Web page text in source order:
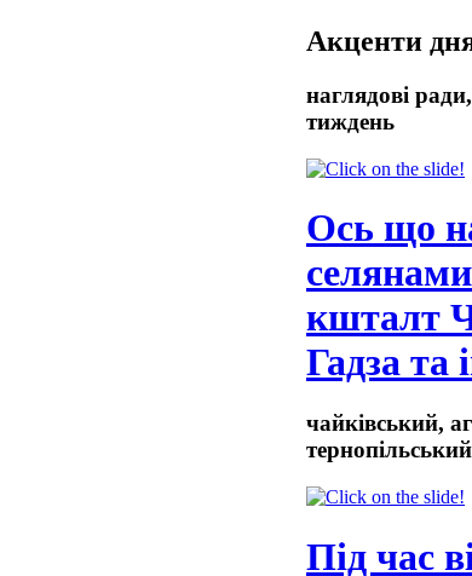
Акценти
наглядові
тиждень
Ось що
кшталт
Гадза та
чайківський,
Під час